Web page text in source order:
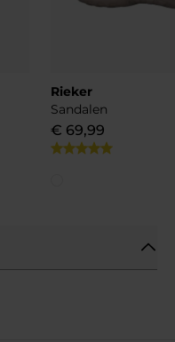
Rieker
Sandalen
€ 69,99